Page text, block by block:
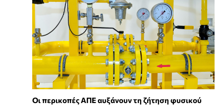
Οι περικοπές ΑΠΕ αυξάνουν τη ζήτηση φυσικού